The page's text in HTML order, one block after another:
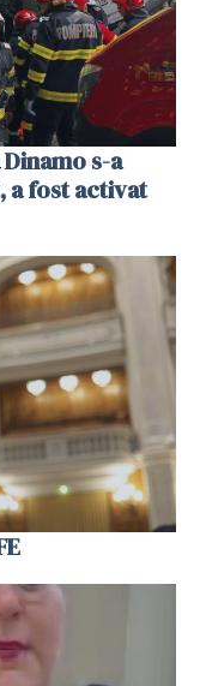
s-a
a fost activat